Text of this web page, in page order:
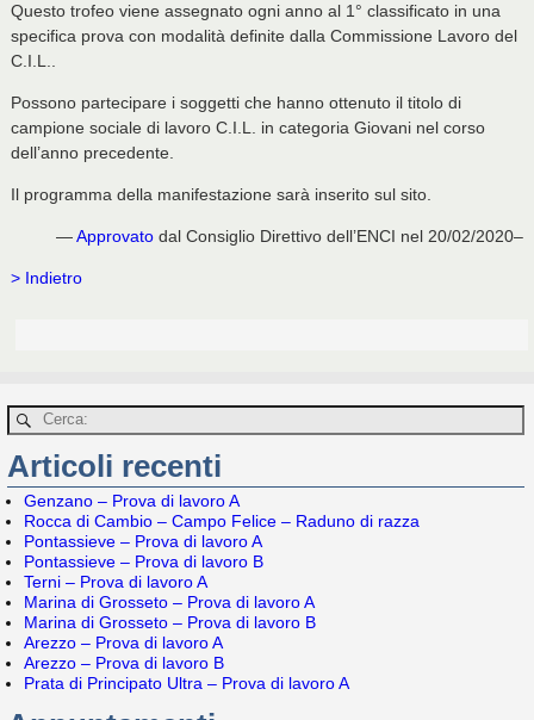
Questo trofeo viene assegnato ogni anno al 1° classificato in una
specifica prova con modalità definite dalla Commissione Lavoro del
C.I.L..
Possono partecipare i soggetti che hanno ottenuto il titolo di
campione sociale di lavoro C.I.L. in categoria Giovani nel corso
dell’anno precedente.
Il programma della manifestazione sarà inserito sul sito.
—Approvato dal Consiglio Direttivo dell’ENCI nel 20/02/2020–
> Indietro
Articoli recenti
Genzano – Prova di lavoro A
Rocca di Cambio – Campo Felice – Raduno di razza
Pontassieve – Prova di lavoro A
Pontassieve – Prova di lavoro B
Terni – Prova di lavoro A
Marina di Grosseto – Prova di lavoro A
Marina di Grosseto – Prova di lavoro B
Arezzo – Prova di lavoro A
Arezzo – Prova di lavoro B
Prata di Principato Ultra – Prova di lavoro A